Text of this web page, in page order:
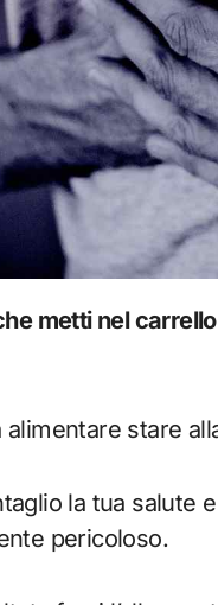
alimentare stare
la tua salute
pericoloso.